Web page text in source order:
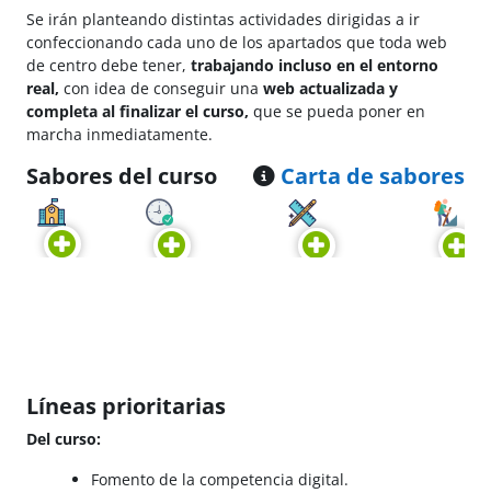
Se irán planteando distintas actividades dirigidas a ir
confeccionando cada uno de los apartados que toda web
de centro debe tener, trabajando incluso en el entorno
real, con idea de conseguir una web actualizada y
completa al finalizar el curso, que se pueda poner en
marcha inmediatamente.
Carta de sabores
Sabores del curso
Líneas prioritarias
Del curso:
Fomento de la competencia digital.